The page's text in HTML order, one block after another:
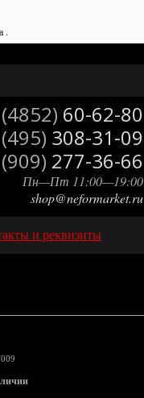
.
(4852) 60-62-80
(495) 308-31-09
(909) 277-36-66
Пн—Пт 11:00—19:00
shop@neformarket.ru
и реквизиты